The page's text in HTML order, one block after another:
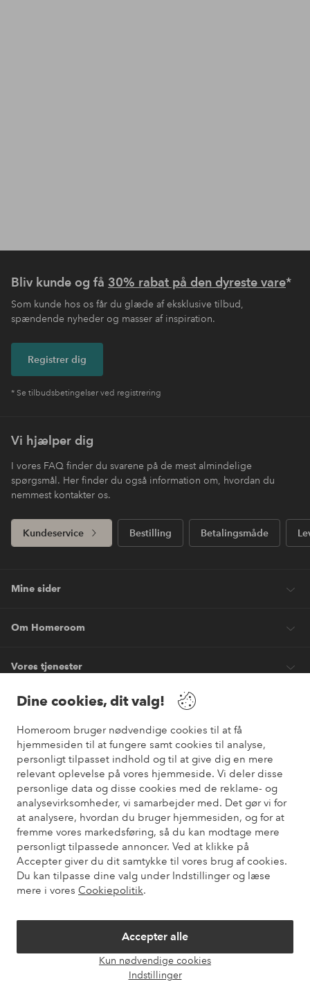
Dine cookies, dit valg!
Homeroom bruger nødvendige cookies til at få
hjemmesiden til at fungere samt cookies til analyse,
personligt tilpasset indhold og til at give dig en mere
relevant oplevelse på vores hjemmeside. Vi deler disse
personlige data og disse cookies med de reklame- og
analysevirksomheder, vi samarbejder med. Det gør vi for
at analysere, hvordan du bruger hjemmesiden, og for at
fremme vores markedsføring, så du kan modtage mere
personligt tilpassede annoncer. Ved at klikke på
Accepter giver du dit samtykke til vores brug af cookies.
Du kan tilpasse dine valg under Indstillinger og læse
mere i vores Cookiepolitik.
Accepter alle
Kun nødvendige cookies
Indstillinger
Bliv kunde og få 30% rabat på den dyreste vare*
Som kunde hos os får du glæde af eksklusive tilbud,
spændende nyheder og masser af inspiration.
Registrer dig
* Se tilbudsbetingelser ved registrering
Vi hjælper dig
I vores FAQ finder du svarene på de mest almindelige
spørgsmål. Her finder du også information om, hvordan du
nemmest kontakter os.
Kundeservice Bestilling Betalingsmåde
Mine sider
Om Homeroom
Vores tjenester
Vilkår
Venner
Sikre betalinger
Vil du vide mere om vores betalingsmuligheder ?
elpy